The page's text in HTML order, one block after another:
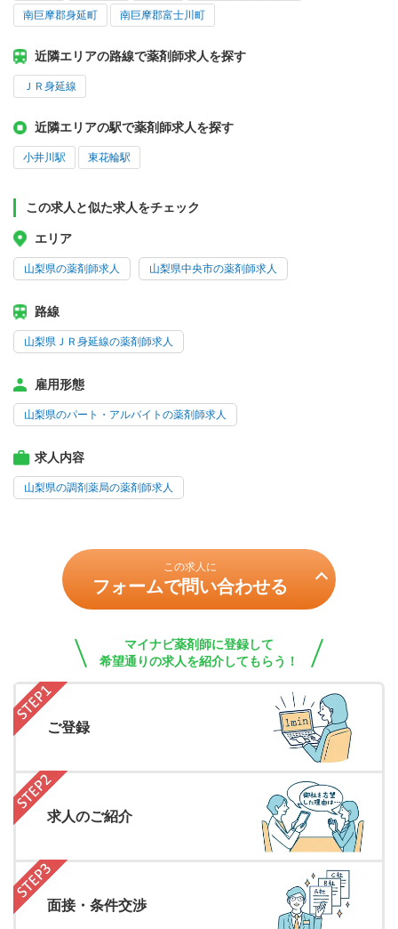
南巨摩郡身延町 南巨摩郡富士川町
近隣エリアの路線で薬剤師求人を探す
ＪＲ身延線
近隣エリアの駅で薬剤師求人を探す
小井川駅 東花輪駅
この求人と似た求人をチェック
エリア
山梨県の薬剤師求人 山梨県中央市の薬剤師求人
路線
山梨県ＪＲ身延線の薬剤師求人
雇用形態
山梨県のパート・アルバイトの薬剤師求人
求人内容
山梨県の調剤薬局の薬剤師求人
この求人に
フォームで問い合わせる
マイナビ薬剤師に登録して
希望通りの求人を紹介してもらう！
ご登録
求人のご紹介
面接・条件交渉